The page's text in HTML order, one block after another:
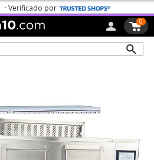
· Verificado por
0